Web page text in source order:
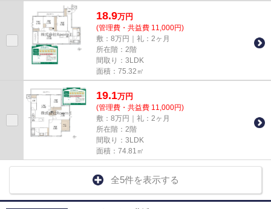
18.9万円
(管理費・共益費 11,000円)
敷：8万円｜礼：2ヶ月
所在階：2階
間取り：3LDK
面積：75.32㎡
19.1万円
(管理費・共益費 11,000円)
敷：8万円｜礼：2ヶ月
所在階：2階
間取り：3LDK
面積：74.81㎡
全5件を表示する